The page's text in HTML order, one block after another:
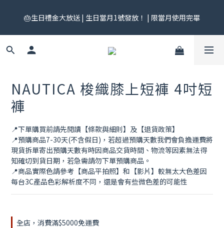
領券中心領，碼碼不同快去領！
🎂生日禮金大放送 | 生日當月1號發放！ | 限當月使用完畢
🎟️ 免運券來了！每月 25 號準時開搶｜$299／$999 各一張｜官網
NAUTICA 梭織膝上短褲 4吋短
褲
📍下單購買前請先閱讀【條款與細則】及【退貨政策】
📍預購商品7-30天(不含假日)，若超過預購天數我們會負擔運費將
現貨拆單寄出預購天數有時因商品交貨時間、物流等因素無法得
知確切到貨日期，若急需請勿下單預購商品。
📍商品實際色請參考【商品平拍照】和【影片】較無太大色差因
每台3C產品色彩解析度不同，還是會有些微色差的可能性
全店，消費滿$5000免運費